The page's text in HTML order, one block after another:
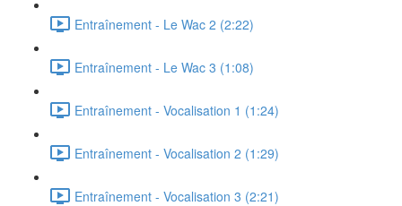
Entraînement - Le Wac 2 (2:22)
Entraînement - Le Wac 3 (1:08)
Entraînement - Vocalisation 1 (1:24)
Entraînement - Vocalisation 2 (1:29)
Entraînement - Vocalisation 3 (2:21)